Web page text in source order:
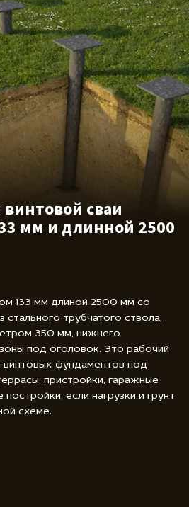
сваи
мм и длинной 2500
133 мм длиной 2500 мм со
стального трубчатого ствола,
350 мм, нижнего
под оголовок. Это рабочий
винтовых фундаментов под
пристройки, гаражные
если нагрузки и грунт
схеме.